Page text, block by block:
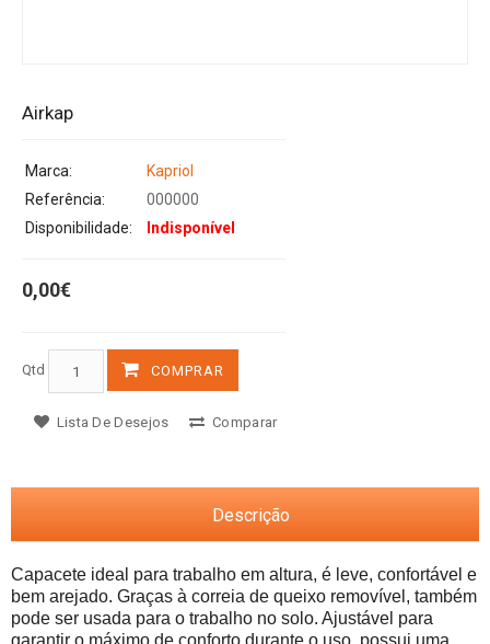
Airkap
Marca:
Kapriol
Referência:
000000
Disponibilidade:
Indisponível
0,00€
Qtd COMPRAR
Lista De Desejos Comparar
Descrição
Capacete ideal para trabalho em altura, é leve, confortável e
bem arejado. Graças à correia de queixo removível, também
pode ser usada para o trabalho no solo. Ajustável para